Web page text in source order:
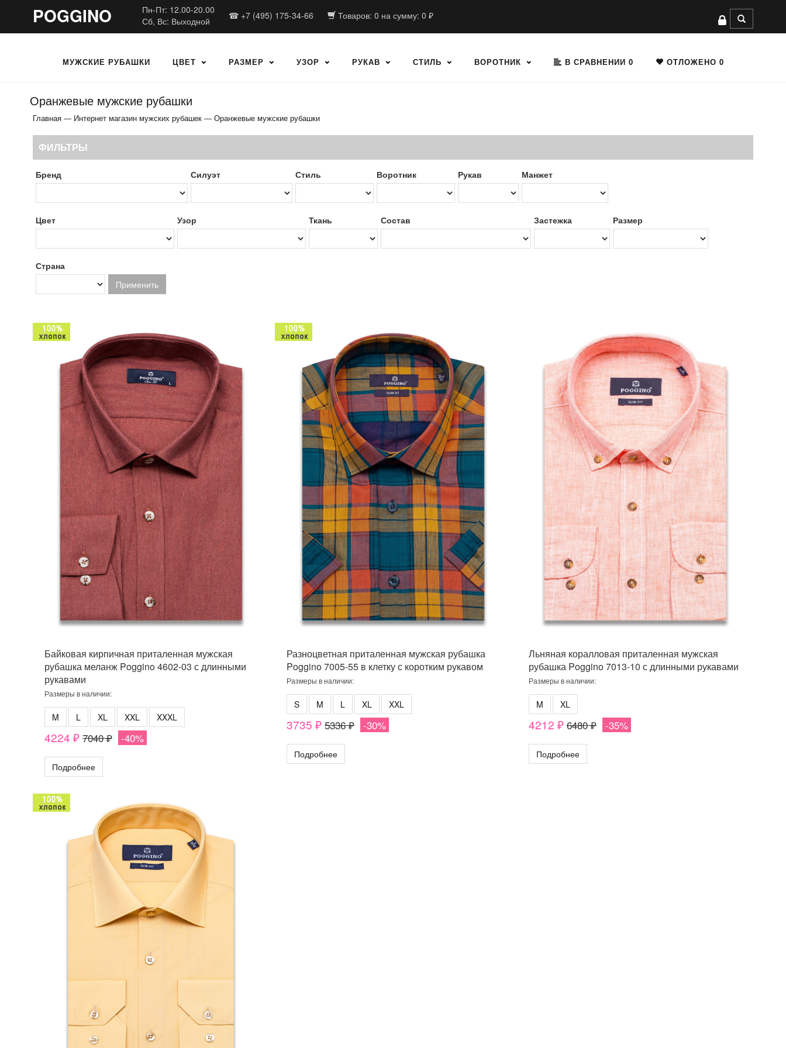
POGGINO
Пн-Пт: 12.00-20.00
Сб, Вс: Выходной
☎ +7 (495) 175-34-66 Товаров: 0 на сумму: 0 ₽
МУЖСКИЕ РУБАШКИ ЦВЕТ РАЗМЕР УЗОР РУКАВ СТИЛЬ ВОРОТНИК В СРАВНЕНИИ 0 ОТЛОЖЕНО 0
Оранжевые мужские рубашки
Главная — Интернет магазин мужских рубашек — Оранжевые мужские рубашки
ФИЛЬТРЫ
Бренд Силуэт Стиль Воротник Рукав Манжет
Цвет Узор Ткань Состав Застежка Размер
Страна
Байковая кирпичная приталенная мужская
рубашка меланж Poggino 4602-03 с длинными
рукавами
Размеры в наличии:
M L XL XXL XXXL
4224 ₽ 7040 ₽ -40%
Подробнее
Разноцветная приталенная мужская рубашка
Poggino 7005-55 в клетку с коротким рукавом
Размеры в наличии:
S M L XL XXL
3735 ₽ 5336 ₽ -30%
Подробнее
Льняная коралловая приталенная мужская
рубашка Poggino 7013-10 с длинными рукавами
Размеры в наличии:
M XL
4212 ₽ 6480 ₽ -35%
Подробнее